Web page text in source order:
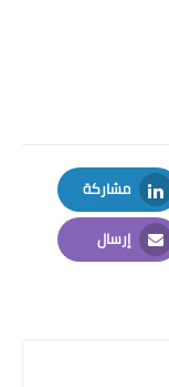
مشاركة
LinkedIn
إرسال
Email